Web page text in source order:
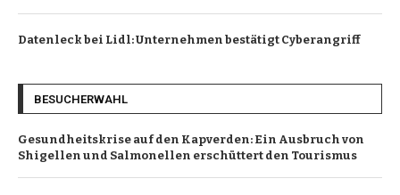
Datenleck bei Lidl: Unternehmen bestätigt Cyberangriff
BESUCHERWAHL
Gesundheitskrise auf den Kapverden: Ein Ausbruch von
Shigellen und Salmonellen erschüttert den Tourismus